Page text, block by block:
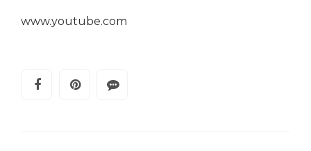
www.youtube.com